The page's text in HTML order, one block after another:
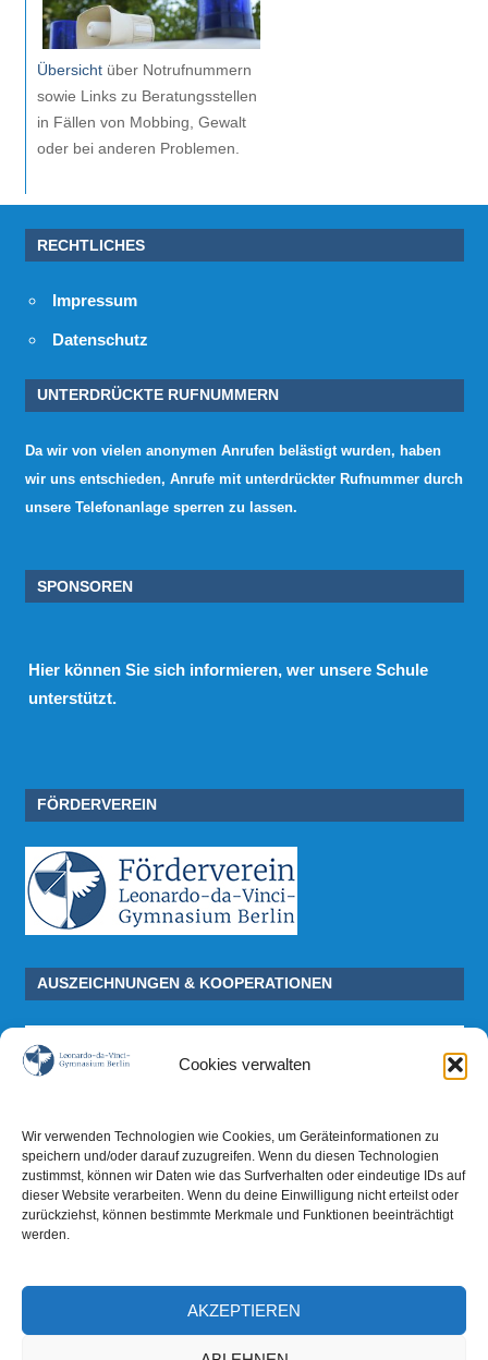
Cookies verwalten
Wir verwenden Technologien wie Cookies, um Geräteinformationen zu
speichern und/oder darauf zuzugreifen. Wenn du diesen Technologien
zustimmst, können wir Daten wie das Surfverhalten oder eindeutige IDs auf
dieser Website verarbeiten. Wenn du deine Einwilligung nicht erteilst oder
zurückziehst, können bestimmte Merkmale und Funktionen beeinträchtigt
werden.
AKZEPTIEREN
Übersichtüber Notrufnummern
sowie Links zu Beratungsstellen
in Fällen von Mobbing, Gewalt
oder bei anderen Problemen.
RECHTLICHES
Impressum
Datenschutz
UNTERDRÜCKTE RUFNUMMERN
Da wir von vielen anonymen Anrufen belästigt wurden, haben
wir uns entschieden, Anrufe mit unterdrückter Rufnummer durch
unsere Telefonanlage sperren zu lassen.
SPONSOREN
Hier können Sie sich informieren, wer unsere Schule
unterstützt.
FÖRDERVEREIN
AUSZEICHNUNGEN & KOOPERATIONEN